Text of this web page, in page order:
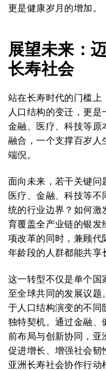
更是健康岁月的增加。
展望未来：
长寿社会
站在长寿时代的门槛上
人口结构的变迁，更是
金融、医疗、科技等原
融合，一个支撑百岁人
端倪。
面向未来，若干关键问
医疗、金融、科技等
统的行业边界？如何激
育覆盖全产业链的银发
项改革的同时，兼顾代
年龄段的人群都能共享
这一转型不仅是单个国
至全球共同的发展议题
于人口结构演变的不同
独特契机。通过金融、
前布局与创新协同，亚
促进增长、增强社会韧
亚洲长寿社会协作行动